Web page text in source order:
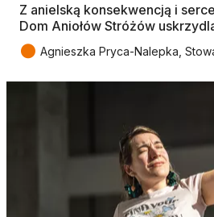
Z anielską konsekwencją i
Dom Aniołów Stróżów
● Agnieszka Pryca-Nalepka,